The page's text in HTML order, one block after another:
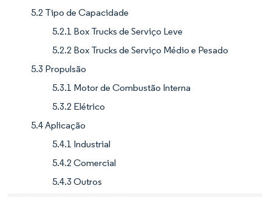
5.2 Tipo de Capacidade
5.2.1 Box Trucks de Serviço Leve
5.2.2 Box Trucks de Serviço Médio e Pesado
5.3 Propulsão
5.3.1 Motor de Combustão Interna
5.3.2 Elétrico
5.4 Aplicação
5.4.1 Industrial
5.4.2 Comercial
5.4.3 Outros